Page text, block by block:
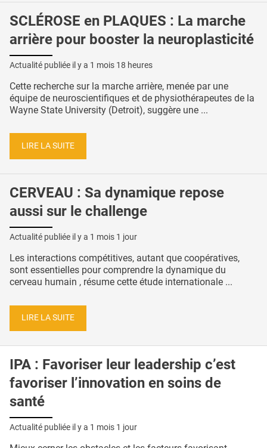
SCLÉROSE en PLAQUES : La marche
arrière pour booster la neuroplasticité
Actualité publiée il y a 1 mois 18 heures
Cette recherche sur la marche arrière, menée par une
équipe de neuroscientifiques et de physiothérapeutes de la
Wayne State University (Detroit), suggère une ...
LIRE LA SUITE
CERVEAU : Sa dynamique repose
aussi sur le challenge
Actualité publiée il y a 1 mois 1 jour
Les interactions compétitives, autant que coopératives,
sont essentielles pour comprendre la dynamique du
cerveau humain , résume cette étude internationale ...
LIRE LA SUITE
IPA : Favoriser leur leadership c’est
favoriser l’innovation en soins de
santé
Actualité publiée il y a 1 mois 1 jour